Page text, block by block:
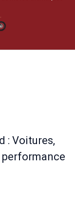
: Voitures,
performance